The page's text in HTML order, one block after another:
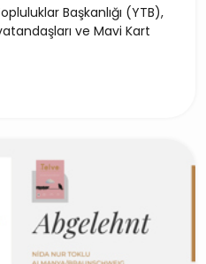
Başkanlığı (YTB),
ve Mavi Kart